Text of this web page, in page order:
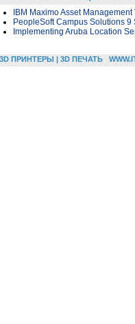
IBM Maximo Asset
PeopleSoft Campus Solutions
Implementing Aruba Location
3D ПРИНТЕРЫ | 3D ПЕЧАТЬ